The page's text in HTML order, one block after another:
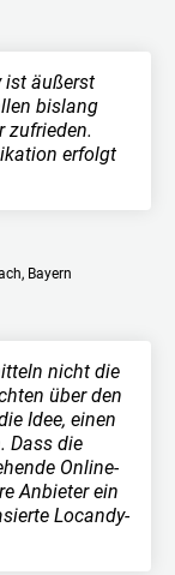
ist äußerst
bislang
zufrieden.
erfolgt
Bayern
nicht die
über den
Idee, einen
Dass die
Online-
Anbieter ein
Locandy-